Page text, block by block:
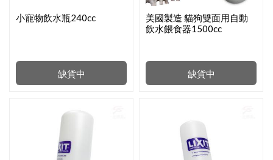
缺貨中
小寵物飲水瓶240cc
缺貨中
美國製造 貓狗雙面用自動
飲水餵食器1500cc